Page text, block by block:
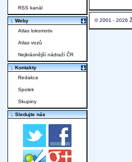
© 2001 - 2026
RSS kanál
:. Weby
Atlas lokomotiv
Atlas vozů
Nejkrásnější nádraží ČR
:. Kontakty
Redakce
Spolek
Skupiny
:. Sledujte nás